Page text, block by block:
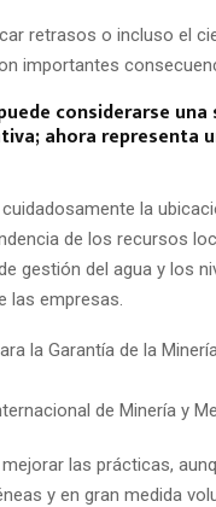
retrasos o incluso el
importantes
considerarse una
ahora representa
la
de los recursos
gestión del agua y los
las empresas.
la Garantía de la
de Minería y
las prácticas,
y en gran medida